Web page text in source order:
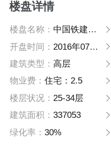
楼盘详情
楼盘名称： 中国铁建江南国际城
开盘时间： 2016年07月15日
建筑类型：高层
物业费：住宅：2.5
楼层状况：25-34层
建筑面积：337053
绿化率：30%